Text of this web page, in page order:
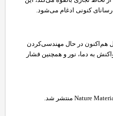
کنونی ادغام می‌شود.
هم‌اکنون در حال مهندسی‌کردن
به دما، نور و همچنین فشار